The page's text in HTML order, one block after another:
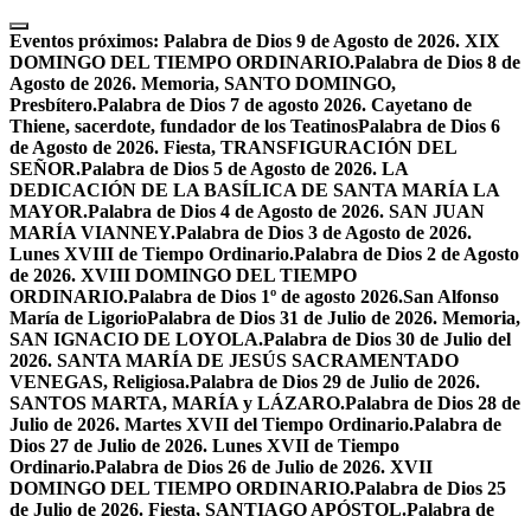
Skip
to
content
Eventos próximos: Palabra de Dios 9 de Agosto de 2026. XIX
DOMINGO DEL TIEMPO ORDINARIO.Palabra de Dios 8 de
Agosto de 2026. Memoria, SANTO DOMINGO,
Presbítero.Palabra de Dios 7 de agosto 2026. Cayetano de
Thiene, sacerdote, fundador de los TeatinosPalabra de Dios 6
de Agosto de 2026. Fiesta, TRANSFIGURACIÓN DEL
SEÑOR.Palabra de Dios 5 de Agosto de 2026. LA
DEDICACIÓN DE LA BASÍLICA DE SANTA MARÍA LA
MAYOR.Palabra de Dios 4 de Agosto de 2026. SAN JUAN
MARÍA VIANNEY.Palabra de Dios 3 de Agosto de 2026.
Lunes XVIII de Tiempo Ordinario.Palabra de Dios 2 de Agosto
de 2026. XVIII DOMINGO DEL TIEMPO
ORDINARIO.Palabra de Dios 1º de agosto 2026.San Alfonso
María de LigorioPalabra de Dios 31 de Julio de 2026. Memoria,
SAN IGNACIO DE LOYOLA.Palabra de Dios 30 de Julio del
2026. SANTA MARÍA DE JESÚS SACRAMENTADO
VENEGAS, Religiosa.Palabra de Dios 29 de Julio de 2026.
SANTOS MARTA, MARÍA y LÁZARO.Palabra de Dios 28 de
Julio de 2026. Martes XVII del Tiempo Ordinario.Palabra de
Dios 27 de Julio de 2026. Lunes XVII de Tiempo
Ordinario.Palabra de Dios 26 de Julio de 2026. XVII
DOMINGO DEL TIEMPO ORDINARIO.Palabra de Dios 25
de Julio de 2026. Fiesta, SANTIAGO APÓSTOL.Palabra de